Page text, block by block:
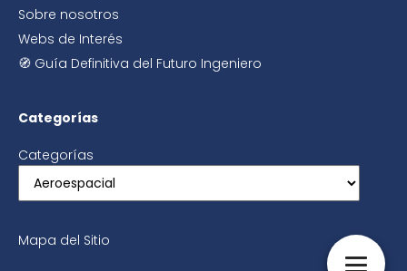
Sobre nosotros
Webs de Interés
🧭 Guía Definitiva del Futuro Ingeniero
Categorías
Categorías
Mapa del Sitio